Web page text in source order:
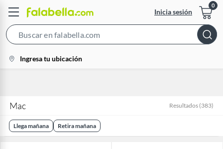
Inicia sesión
Bar
location-
icon
Ingresa tu ubicación
Mac Resultados (383)
Llega mañana Retira mañana